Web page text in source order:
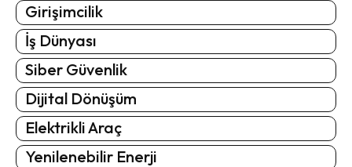
Girişimcilik
İş Dünyası
Siber Güvenlik
Dijital Dönüşüm
Elektrikli Araç
Yenilenebilir Enerji